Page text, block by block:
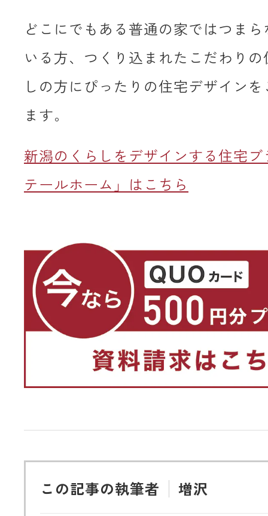
どこにでもある普通の家ではつま
いる方、つくり込まれたこだわり
しの方にぴったりの住宅デザイン
ます。
新潟のくらしをデザインする住宅
テールホーム」はこちら
この記事の執筆者 増沢